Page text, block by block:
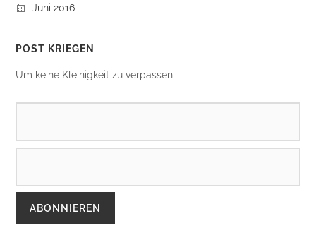
Juni 2016
POST KRIEGEN
Um keine Kleinigkeit zu verpassen